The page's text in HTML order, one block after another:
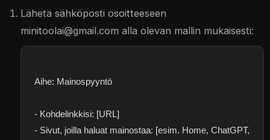
Lähetä sähköposti osoitteeseen
minitoolai@gmail.com alla olevan mallin mukaisesti:
Aihe: Mainospyyntö
- Kohdelinkkisi: [URL]
- Sivut, joilla haluat mainostaa: [esim. Home, ChatGPT,